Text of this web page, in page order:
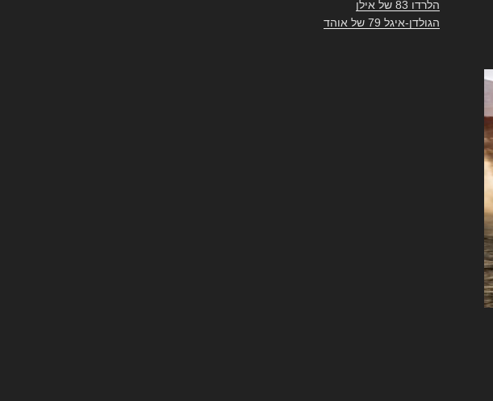
הלרדו 83 של אילן
הגולדן-איגל 79 של אוהד